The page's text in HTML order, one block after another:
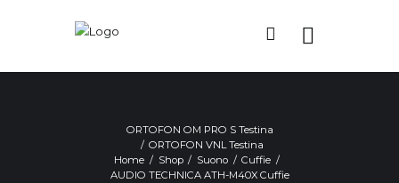
ORTOFON OM PRO S Testina
ORTOFON VNL Testina
Home
Shop Suono
Cuffie
AUDIO TECHNICA ATH-M40X Cuffie